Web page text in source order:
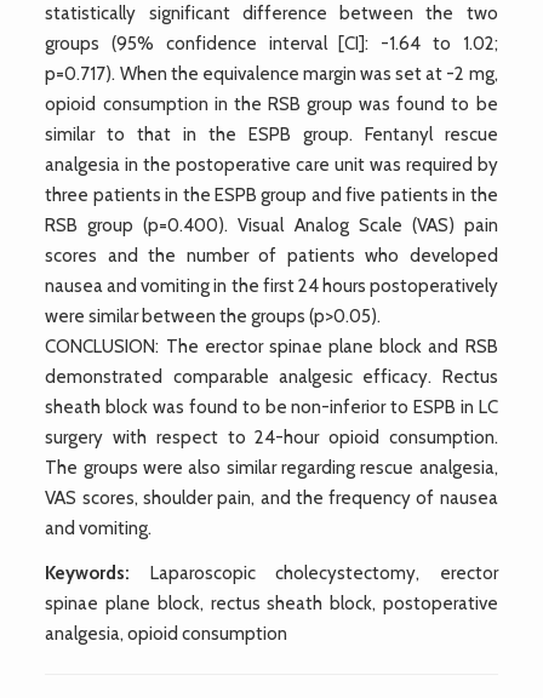
statistically significant difference between the two
groups (95% confidence interval [CI]: -1.64 to 1.02;
p=0.717). When the equivalence margin was set at -2 mg,
opioid consumption in the RSB group was found to be
similar to that in the ESPB group. Fentanyl rescue
analgesia in the postoperative care unit was required by
three patients in the ESPB group and five patients in the
RSB group (p=0.400). Visual Analog Scale (VAS) pain
scores and the number of patients who developed
nausea and vomiting in the first 24 hours postoperatively
were similar between the groups (p>0.05).
CONCLUSION: The erector spinae plane block and RSB
demonstrated comparable analgesic efficacy. Rectus
sheath block was found to be non-inferior to ESPB in LC
surgery with respect to 24-hour opioid consumption.
The groups were also similar regarding rescue analgesia,
VAS scores, shoulder pain, and the frequency of nausea
and vomiting.
Keywords: Laparoscopic cholecystectomy, erector
spinae plane block, rectus sheath block, postoperative
analgesia, opioid consumption